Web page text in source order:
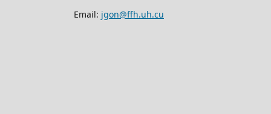
Email: jgon@ffh.uh.cu